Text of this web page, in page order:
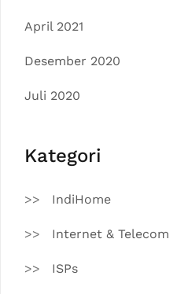
April 2021
Desember 2020
Juli 2020
Kategori
IndiHome
Internet & Telecom
ISPs